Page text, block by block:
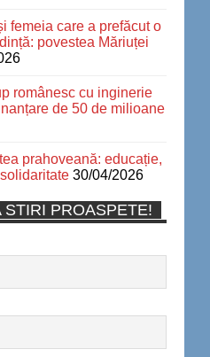
femeia care a prefăcut o
povestea Măriuței
românesc cu inginerie
de 50 de milioane
prahoveană: educație,
30/04/2026
PROASPETE!